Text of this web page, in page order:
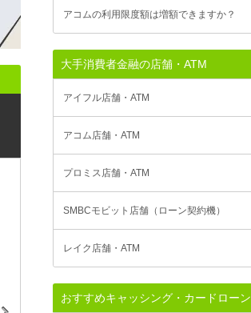
アコムの利用限度額は増額できますか？
大手消費者金融の店舗・ATM
アイフル店舗・ATM
アコム店舗・ATM
プロミス店舗・ATM
SMBCモビット店舗（ローン契約機）
レイク店舗・ATM
おすすめキャッシング・カードローン